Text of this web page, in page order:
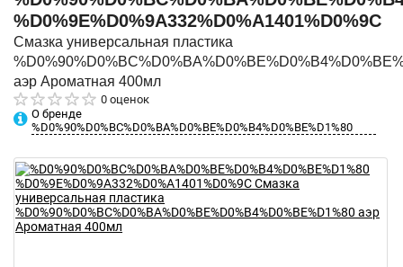
%D0%9E%D0%9A332%D0%A1401%D0%9C
Смазка универсальная пластика
аэр Ароматная 400мл
0 оценок
О бренде
%D0%90%D0%BC%D0%BA%D0%BE%D0%B4%D0%BE%D1%80